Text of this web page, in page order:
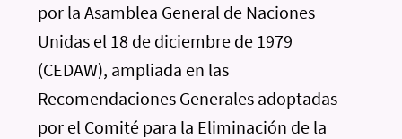
por la Asamblea General de Naciones
Unidas el 18 de diciembre de 1979
(CEDAW), ampliada en las
Recomendaciones Generales adoptadas
por el Comité para la Eliminación de la